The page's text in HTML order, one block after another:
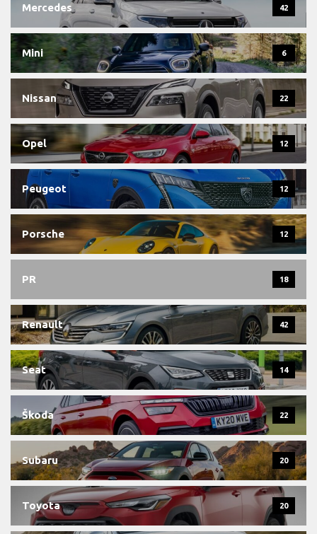
Mercedes 42
Mini 6
Nissan 22
Opel 12
Peugeot 12
Porsche 12
PR 18
Renault 42
Seat 14
Škoda 22
Subaru 20
Toyota 20